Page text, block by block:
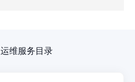
运维服务 目录